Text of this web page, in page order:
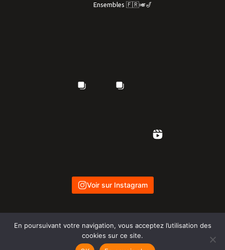
Ensembles 🇫🇷🎺🎷
Voir sur Instagram
En poursuivant votre navigation, vous acceptez l’utilisation des
cookies sur ce site.